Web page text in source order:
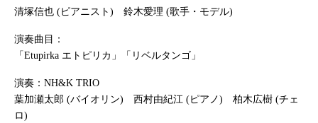
清塚信也 (ピアニスト) 鈴木愛理 (歌手・モデル)
演奏曲目：
「Etupirka エトピリカ」「リベルタンゴ」
演奏：NH&K TRIO
葉加瀬太郎 (バイオリン) 西村由紀江 (ピアノ) 柏木広樹 (チェ
ロ)